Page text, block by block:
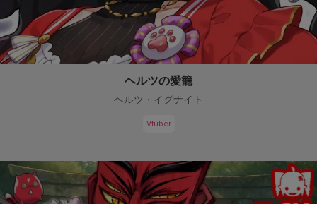
ヘルツの愛籠
ヘルツ・イグナイト
Vtuber